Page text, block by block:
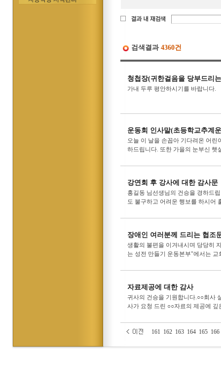
검색결과 4360건
청첩장(귀한걸음을 당부드리
가내 두루 평안하시기를 바랍니다.
운동회 인사말(초등학교추계
오늘 이 날을 손꼽아 기다려온 어
하드립니다. 또한 가을의 눈부신 햇
강연회 후 강사에 대한 감사문
홍길동 님선생님의 건승을 경하드
도 불구하고 어려운 행보를 하시어
장애인 여러분께 드리는 협조
생활의 불편을 이겨내시며 당당히
는 성전 만들기 운동본부"에서는
자료제공에 대한 감사
귀사의 건승을 기원합니다.○○회사
사가 요청 드린 ○○자료의 제공에
161 162 163 164 165 166